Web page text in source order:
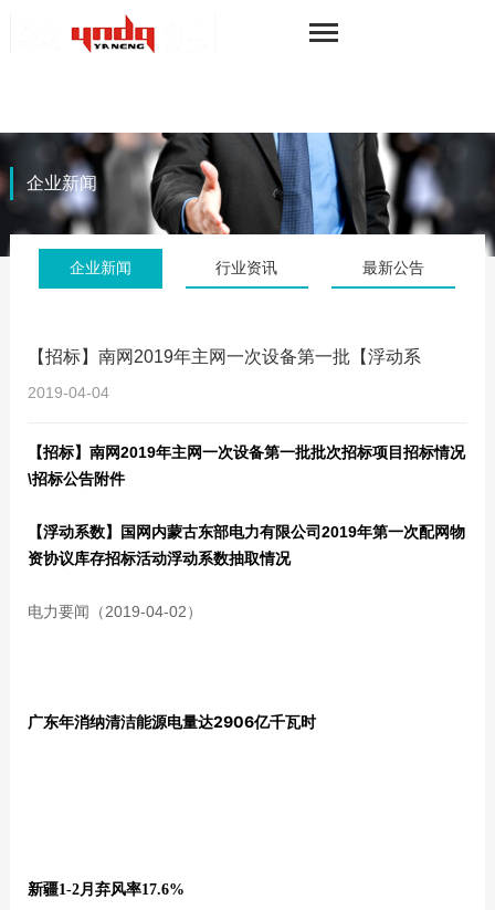
企业新闻
企业新闻 行业资讯 最新公告
【招标】南网2019年主网一次设备第一批【浮动系
2019-04-04
【招标】南网2019年主网一次设备第一批批次招标项目招标情况
\招标公告附件
【浮动系数】国网内蒙古东部电力有限公司2019年第一次配网物
资协议库存招标活动浮动系数抽取情况
电力要闻（2019-04-02）
广东年消纳清洁能源电量达2906亿千瓦时
新疆1-2月弃风率17.6%